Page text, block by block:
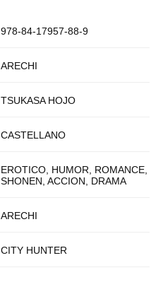
978-84-17957-88-9
ARECHI
TSUKASA HOJO
CASTELLANO
EROTICO, HUMOR, ROMANCE,
SHONEN, ACCION, DRAMA
ARECHI
CITY HUNTER